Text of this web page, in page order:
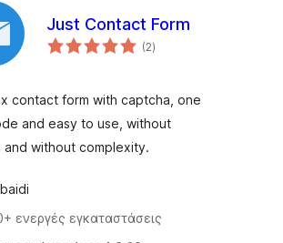
Just Contact Form
(2αξιολογήσεις
σύνολο
)
contact form with captcha, one
and easy to use, without
and without complexity.
ενεργές εγκαταστάσεις